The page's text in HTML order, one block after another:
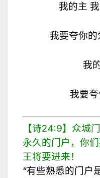
我的主
我要夸你的
我
我要
【诗24:9】众城
永久的门户，你
王将要进来！
“有些熟悉的门户